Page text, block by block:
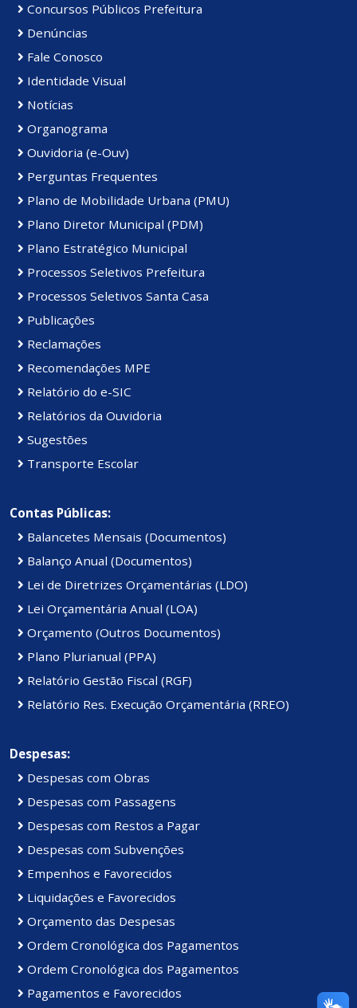
Concursos Públicos Prefeitura
Denúncias
Fale Conosco
Identidade Visual
Notícias
Organograma
Ouvidoria (e-Ouv)
Perguntas Frequentes
Plano de Mobilidade Urbana (PMU)
Plano Diretor Municipal (PDM)
Plano Estratégico Municipal
Processos Seletivos Prefeitura
Processos Seletivos Santa Casa
Publicações
Reclamações
Recomendações MPE
Relatório do e-SIC
Relatórios da Ouvidoria
Sugestões
Transporte Escolar
Contas Públicas:
Balancetes Mensais (Documentos)
Balanço Anual (Documentos)
Lei de Diretrizes Orçamentárias (LDO)
Lei Orçamentária Anual (LOA)
Orçamento (Outros Documentos)
Plano Plurianual (PPA)
Relatório Gestão Fiscal (RGF)
Relatório Res. Execução Orçamentária (RREO)
Despesas:
Despesas com Obras
Despesas com Passagens
Despesas com Restos a Pagar
Despesas com Subvenções
Empenhos e Favorecidos
Liquidações e Favorecidos
Orçamento das Despesas
Ordem Cronológica dos Pagamentos
Ordem Cronológica dos Pagamentos
Pagamentos e Favorecidos